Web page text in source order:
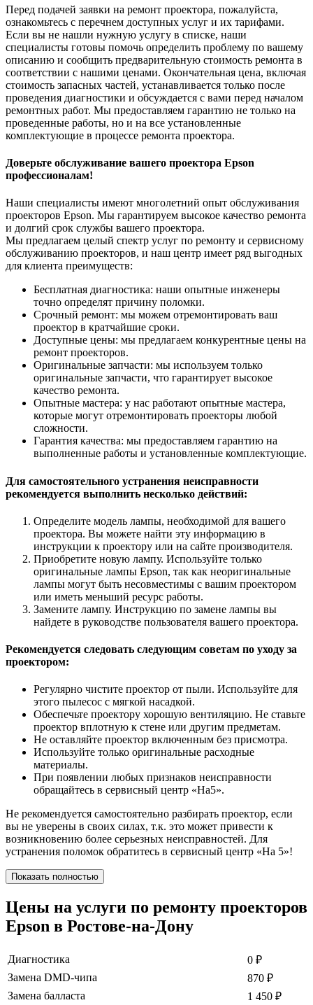
Перед подачей заявки на ремонт проектора, пожалуйста,
ознакомьтесь с перечнем доступных услуг и их тарифами.
Если вы не нашли нужную услугу в списке, наши
специалисты готовы помочь определить проблему по вашему
описанию и сообщить предварительную стоимость ремонта в
соответствии с нашими ценами. Окончательная цена, включая
стоимость запасных частей, устанавливается только после
проведения диагностики и обсуждается с вами перед началом
ремонтных работ. Мы предоставляем гарантию не только на
проведенные работы, но и на все установленные
комплектующие в процессе ремонта проектора.
Доверьте обслуживание вашего проектора Epson
профессионалам!
Наши специалисты имеют многолетний опыт обслуживания
проекторов Epson. Мы гарантируем высокое качество ремонта
и долгий срок службы вашего проектора.
Мы предлагаем целый спектр услуг по ремонту и сервисному
обслуживанию проекторов, и наш центр имеет ряд выгодных
для клиента преимуществ:
Бесплатная диагностика: наши опытные инженеры
точно определят причину поломки.
Срочный ремонт: мы можем отремонтировать ваш
проектор в кратчайшие сроки.
Доступные цены: мы предлагаем конкурентные цены на
ремонт проекторов.
Оригинальные запчасти: мы используем только
оригинальные запчасти, что гарантирует высокое
качество ремонта.
Опытные мастера: у нас работают опытные мастера,
которые могут отремонтировать проекторы любой
сложности.
Гарантия качества: мы предоставляем гарантию на
выполненные работы и установленные комплектующие.
Для самостоятельного устранения неисправности
рекомендуется выполнить несколько действий:
Определите модель лампы, необходимой для вашего
проектора. Вы можете найти эту информацию в
инструкции к проектору или на сайте производителя.
Приобретите новую лампу. Используйте только
оригинальные лампы Epson, так как неоригинальные
лампы могут быть несовместимы с вашим проектором
или иметь меньший ресурс работы.
Замените лампу. Инструкцию по замене лампы вы
найдете в руководстве пользователя вашего проектора.
Рекомендуется следовать следующим советам по уходу за
проектором:
Регулярно чистите проектор от пыли. Используйте для
этого пылесос с мягкой насадкой.
Обеспечьте проектору хорошую вентиляцию. Не ставьте
проектор вплотную к стене или другим предметам.
Не оставляйте проектор включенным без присмотра.
Используйте только оригинальные расходные
материалы.
При появлении любых признаков неисправности
обращайтесь в сервисный центр «На5».
Не рекомендуется самостоятельно разбирать проектор, если
вы не уверены в своих силах, т.к. это может привести к
возникновению более серьезных неисправностей. Для
устранения поломок обратитесь в сервисный центр «На 5»!
Показать полностью
Цены на услуги по ремонту проекторов
Epson в Ростове-на-Дону
Диагностика 0 ₽
Замена DMD-чипа
870 ₽
Замена балласта
1 450 ₽